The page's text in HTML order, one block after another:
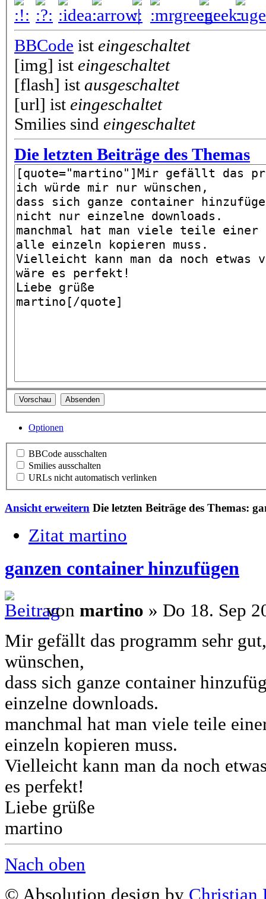
BBCode ist eingeschaltet
[img] ist eingeschaltet
[flash] ist ausgeschaltet
[url] ist eingeschaltet
Smilies sind eingeschaltet
Die letzten Beiträge des Themas
Optionen
BBCode ausschalten
Smilies ausschalten
URLs nicht automatisch verlinken
Ansicht erweitern Die letzten Beiträge des Themas:
Zitat martino
ganzen container hinzufügen
von martino » Do 18. Sep
Mir gefällt das programm sehr
wünschen,
dass sich ganze container
einzelne downloads.
manchmal hat man viele teile
einzeln kopieren muss.
Vielleicht kann man da noch
es perfekt!
Liebe grüße
martino
Nach oben
© Absolution design by Christian